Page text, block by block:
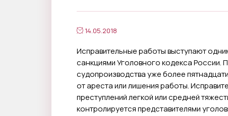
14.05.2018
Исправительные работы выступают
санкциями Уголовного кодекса России.
судопроизводства уже более
от ареста или лишения работы.
преступлений легкой или средней
контролируется представителями